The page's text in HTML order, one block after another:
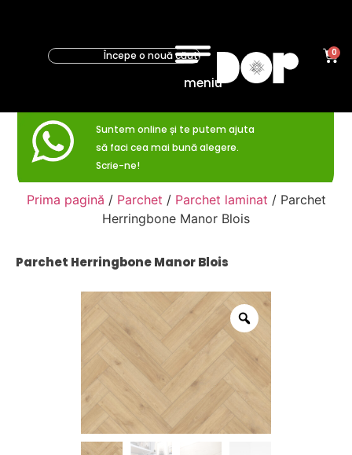
meniu
0
Suntem online și te putem ajuta
să faci cea mai bună alegere.
Scrie-ne!
Prima pagină / Parchet / Parchet laminat / Parchet
Herringbone Manor Blois
Parchet Herringbone Manor Blois